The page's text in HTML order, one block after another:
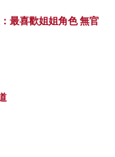
最喜歡姐姐角色 無官